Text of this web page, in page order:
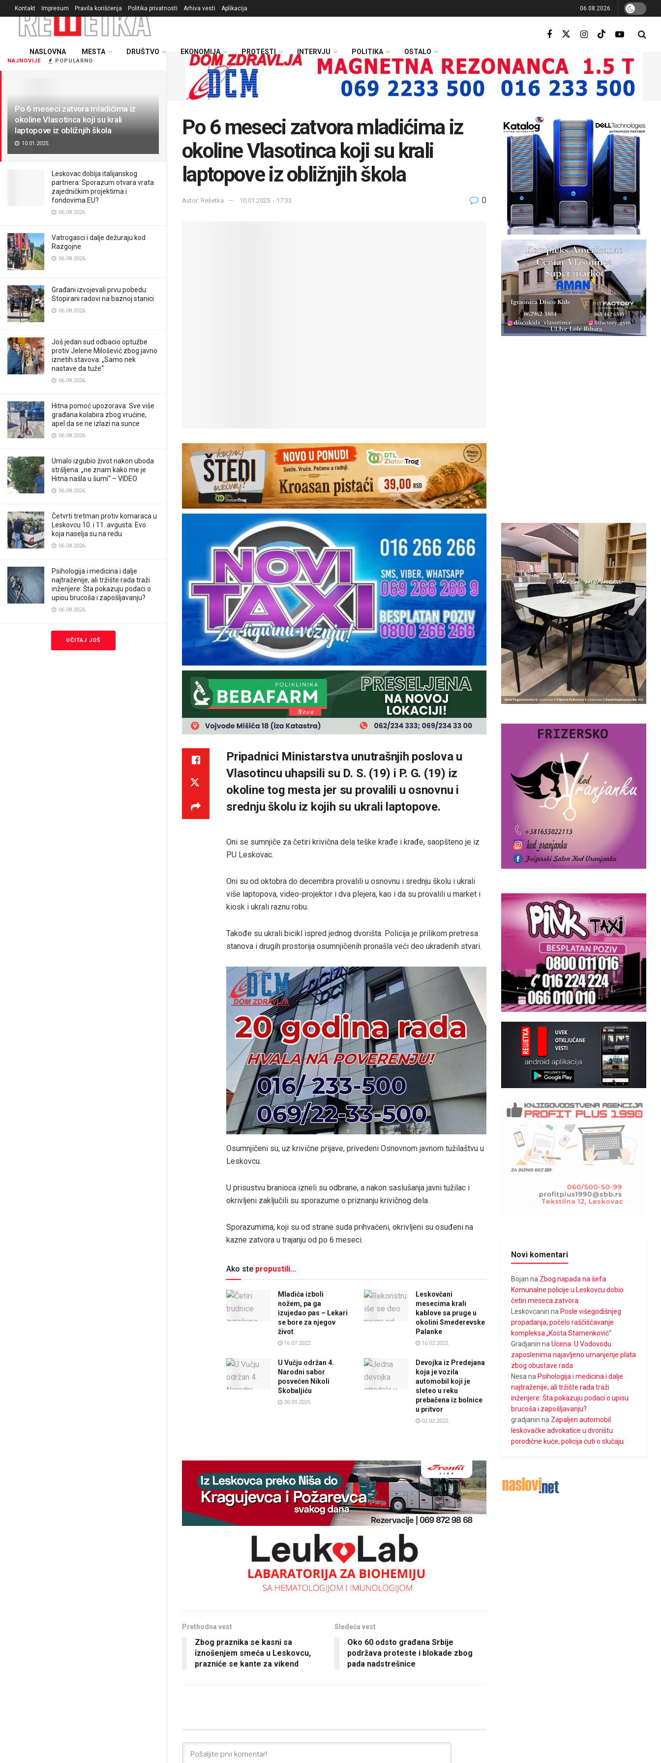
NAJNOVIJE POPULARNO
Po 6 meseci zatvora mladićima iz
okoline Vlasotinca koji su krali
laptopove iz obližnjih škola
10.01.2025.
Leskovac dobija italijanskog
partnera: Sporazum otvara vrata
zajedničkim projektima i
fondovima EU?
06.08.2026.
Vatrogasci i dalje dežuraju kod
Razgojne
06.08.2026.
Građani izvojevali prvu pobedu:
Stopirani radovi na baznoj stanici
06.08.2026.
Još jedan sud odbacio optužbe
protiv Jelene Milošević zbog javno
iznetih stavova: „Samo nek
nastave da tuže“
06.08.2026.
Hitna pomoć upozorava: Sve više
građana kolabira zbog vrućine,
apel da se ne izlazi na sunce
06.08.2026.
Umalo izgubio život nakon uboda
stršljena: „ne znam kako me je
Hitna našla u šumi“ – VIDEO
06.08.2026.
Četvrti tretman protiv komaraca u
Leskovcu 10. i 11. avgusta: Evo
koja naselja su na redu
06.08.2026.
Psihologija i medicina i dalje
najtraženije, ali tržište rada traži
inženjere: Šta pokazuju podaci o
upisu brucoša i zapošljavanju?
06.08.2026.
UČITAJ JOŠ
Kontakt Impresum Pravila korišćenja Politika privatnosti Arhiva vesti Aplikacija 06.08.2026.
NASLOVNA MESTA DRUŠTVO EKONOMIJA PROTESTI INTERVJU POLITIKA OSTALO
Po 6 meseci zatvora mladićima iz
okoline Vlasotinca koji su krali
laptopove iz obližnjih škola
Autor: Rešetka 10.01.2025. - 17:33 0
Pripadnici Ministarstva unutrašnjih poslova u
Vlasotincu uhapsili su D. S. (19) i P. G. (19) iz
okoline tog mesta jer su provalili u osnovnu i
srednju školu iz kojih su ukrali laptopove.
Oni se sumnjiče za četiri krivična dela teške krađe i krađe, saopšteno je iz
PU Leskovac.
Oni su od oktobra do decembra provalili u osnovnu i srednju školu i ukrali
više laptopova, video-projektor i dva plejera, kao i da su provalili u market i
kiosk i ukrali raznu robu.
Takođe su ukrali bicikl ispred jednog dvorišta. Policija je prilikom pretresa
stanova i drugih prostorija osumnjičenih pronašla veći deo ukradenih stvari.
Osumnjičeni su, uz krivične prijave, privedeni Osnovnom javnom tužilaštvu u
Leskovcu.
U prisustvu branioca izneli su odbrane, a nakon saslušanja javni tužilac i
okrivljeni zaključili su sporazume o priznanju krivičnog dela.
Sporazumima, koji su od strane suda prihvaćeni, okrivljeni su osuđeni na
kazne zatvora u trajanju od po 6 meseci.
Ako ste propustili...
Mladića izboli
nožem, pa ga
izujedao pas – Lekari
se bore za njegov
život
16.07.2022.
Leskovčani
mesecima krali
kablove sa pruge u
okolini Smederevske
Palanke
16.02.2022.
U Vučju održan 4.
Narodni sabor
posvećen Nikoli
Skobaljiću
30.09.2025.
Devojka iz Predejana
koja je vozila
automobil koji je
sleteo u reku
prebačena iz bolnice
u pritvor
02.02.2022.
Prethodna vest
Zbog praznika se kasni sa
iznošenjem smeća u Leskovcu,
prazniće se kante za vikend
Sledeća vest
Oko 60 odsto građana Srbije
podržava proteste i blokade zbog
pada nadstrešnice
Novi komentari
Bojan na Zbog napada na šefa
Komunalne policije u Leskovcu dobio
četiri meseca zatvora
Leskovcanin na Posle višegodišnjeg
propadanja, počelo raščišćavanje
kompleksa „Kosta Stamenković“
Gradjanin naUcena: U Vodovodu
zaposlenima najavljeno umanjenje plata
zbog obustave rada
Nesana Psihologija i medicina i dalje
najtraženije, ali tržište rada traži
inženjere: Šta pokazuju podaci o upisu
brucoša i zapošljavanju?
gradjanin na Zapaljen automobil
leskovačke advokatice u dvorištu
porodične kuće, policija ćuti o slučaju